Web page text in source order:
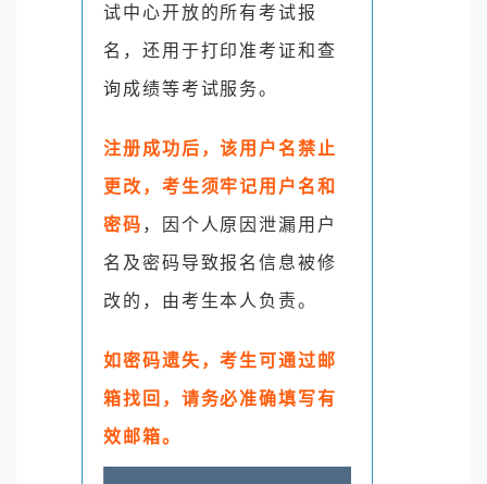
试中心开放的所有考试报
名，还用于打印准考证和查
询成绩等考试服务。
注册成功后，该用户名禁止
更改，考生须牢记用户名和
密码 ，因个人原因泄漏用户
名及密码导致报名信息被修
改的，由考生本人负责。
如密码遗失，考生可通过邮
箱找回，请务必准确填写有
效邮箱。